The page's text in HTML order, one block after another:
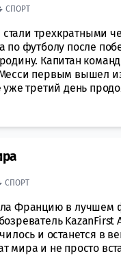
СПОРТ
трехкратными
по футболу после
Капитан
первым вышел
уже третий день
СПОРТ
Францию в лучшем
KazanFirst
и останется в
мира и не просто